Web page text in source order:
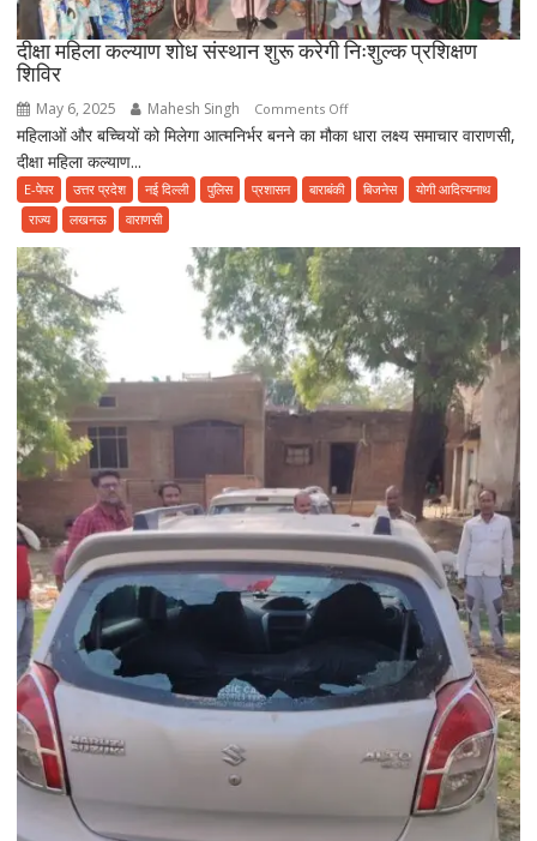
दीक्षा महिला कल्याण शोध संस्थान शुरू करेगी निःशुल्क प्रशिक्षण
शिविर
May 6, 2025 Mahesh Singh Comments Offon
दीक्षा
कल्याण
करेगी
निःशुल्क
प्रशिक्षण
शिविर
महिलाओं और बच्चियों को मिलेगा आत्मनिर्भर बनने का मौका धारा लक्ष्य समाचार वाराणसी,
दीक्षा महिला कल्याण...
E-पेपर उत्तर प्रदेश नई दिल्ली पुलिस प्रशासन बाराबंकी बिजनेस
योगी आदित्यनाथ
राज्य
लखनऊ वाराणसी